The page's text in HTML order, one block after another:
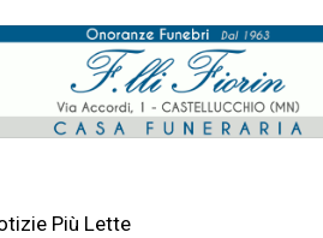
Più Lette